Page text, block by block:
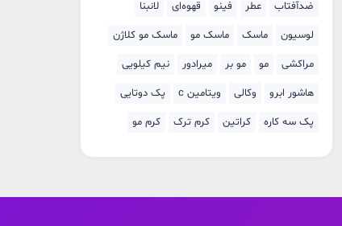
ضدآفتاب
عطر فینو قهوه‌ای
لانبنا
لوسیون
ماسک ماسک مو
ماسک مو کلاژن
مراکشی
مو مو بر میرادور
نیم کیلویی
هاشور ابرو
وکالی ویتامین c
پک دوتایی
پک سه کاره
کراتین کرم ترک کرم مو